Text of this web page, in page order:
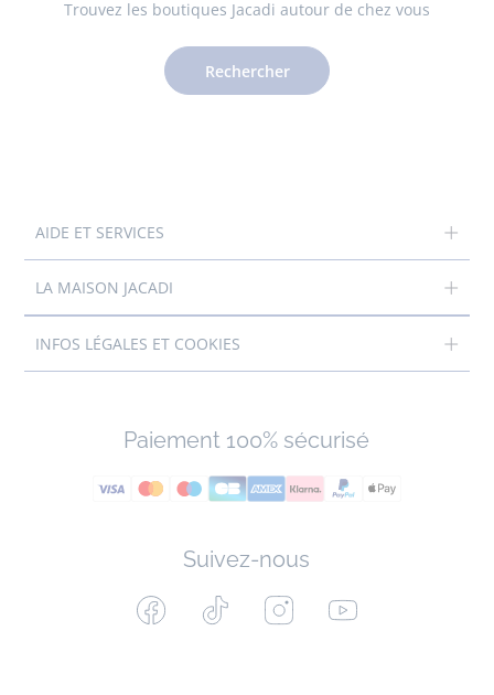
Trouvez les boutiques Jacadi autour de chez vous
Rechercher
AIDE ET SERVICES
LA MAISON JACADI
INFOS LÉGALES ET COOKIES
Paiement 100% sécurisé
Suivez-nous
Facebook Tiktok InstagramYoutube